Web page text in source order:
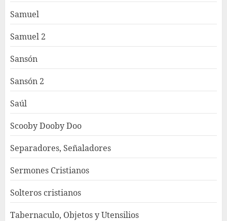
Samuel
Samuel 2
Sansón
Sansón 2
Saúl
Scooby Dooby Doo
Separadores, Señaladores
Sermones Cristianos
Solteros cristianos
Tabernaculo, Objetos y Utensilios